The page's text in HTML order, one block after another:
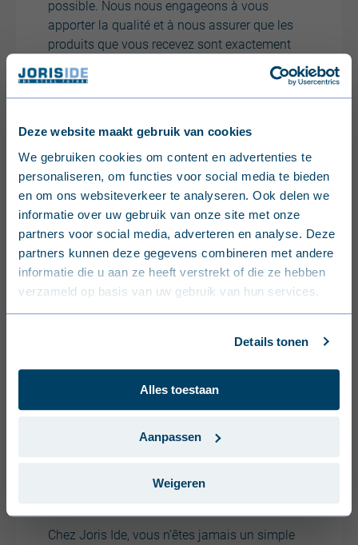
Deze website maakt gebruik van cookies
We gebruiken cookies om content en advertenties te
personaliseren, om functies voor social media te bieden
en om ons websiteverkeer te analyseren. Ook delen we
informatie over uw gebruik van onze site met onze
partners voor social media, adverteren en analyse. Deze
partners kunnen deze gegevens combineren met andere
informatie die u aan ze heeft verstrekt of die ze hebben
verzameld op basis van uw gebruik van hun services.
Details tonen
Alles toestaan
Aanpassen
Weigeren
English (United Kingdom)
Nederlands (België)
Français (Belgique)
Nederlands (Nederland)
Deutsch (Deutschland)
Svenska (Sverige)
Português (Portugal)
possible. Nous nous engageons à vous
apporter la qualité et à nous assurer que les
produits que vous recevez sont exactement
ceux que vous attendiez. Nous faisons ce que
nous promettons et nous ne nous arrêterons
pas tant que nous n’aurons pas obtenu le
Chez Joris Ide, vous n’êtes jamais un simple